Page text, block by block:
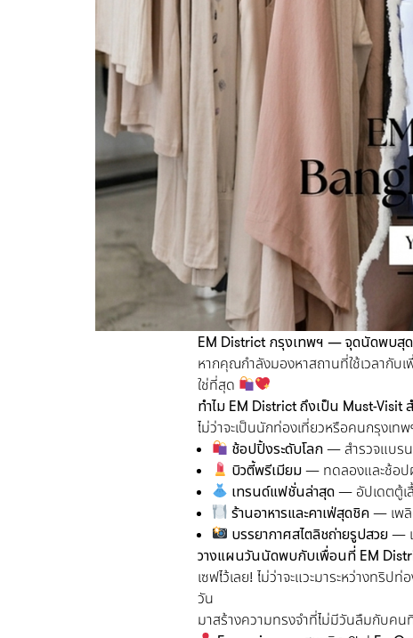
EM District กรุงเทพฯ — จุดนัดพบสุ
หากคุณกำลังมองหาสถานที่ใช้เวลากับ
ใช่ที่สุด
ทำไม EM District ถึงเป็น Must-Visit
ไม่ว่าจะเป็นนักท่องเที่ยวหรือคนกรุงเ
ช้อปปิ้งระดับโลก — สำรวจแบรน
บิวตี้พรีเมียม — ทดลองและช้อป
เทรนด์แฟชั่นล่าสุด — อัปเดตตู้เ
ร้านอาหารและคาเฟ่สุดชิค — เพลิ
บรรยากาศสไตลิชถ่ายรูปสวย —
วางแผนวันนัดพบกับเพื่อนที่ EM
เซฟไว้เลย! ไม่ว่าจะแวะมาระหว่างทริ
วัน
มาสร้างความทรงจำที่ไม่มีวันลืมกับค